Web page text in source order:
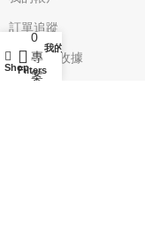
訂單追蹤
上傳付款收據
ShopFilters
0
專
案
我的帳戶